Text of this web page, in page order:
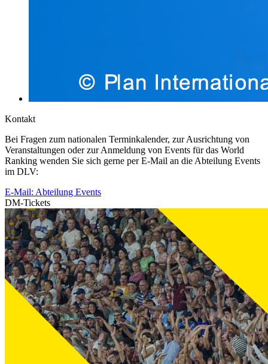
Kontakt
Bei Fragen zum nationalen Terminkalender, zur Ausrichtung von
Veranstaltungen oder zur Anmeldung von Events für das World
Ranking wenden Sie sich gerne per E-Mail an die Abteilung Events
im DLV:
E-Mail: Abteilung Events
DM-Tickets